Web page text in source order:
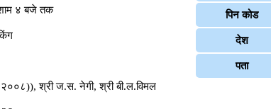
४ बजे तक
श्री ज.स. नेगी, श्री बी.ल.विमल
पिन कोड
देश
पता